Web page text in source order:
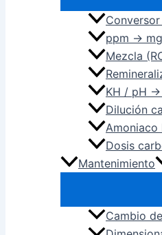
ppm →
Mezcla
KH / pH →
Dilución
Amoniaco
Dosis
Mantenimiento
Cambio